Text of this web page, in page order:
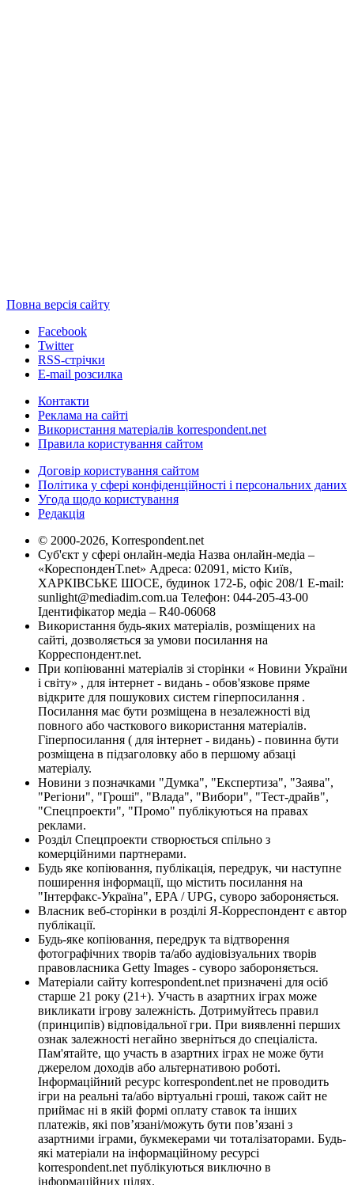
Повна версія сайту
Facebook
Twitter
RSS-стрічки
E-mail розсилка
Контакти
Реклама на сайті
Використання матеріалів korrespondent.net
Правила користування сайтом
Договір користування сайтом
Політика у сфері конфіденційності і персональних даних
Угода щодо користування
Редакція
© 2000-2026, Korrespondent.net
Суб'єкт у сфері онлайн-медіа Назва онлайн-медіа –
«КореспонденТ.net» Адреса: 02091, місто Київ,
ХАРКІВСЬКЕ ШОСЕ, будинок 172-Б, офіс 208/1 E-mail:
sunlight@mediadim.com.ua Телефон: 044-205-43-00
Ідентифікатор медіа – R40-06068
Використання будь-яких матеріалів, розміщених на
сайті, дозволяється за умови посилання на
Корреспондент.net.
При копіюванні матеріалів зі сторінки « Новини України
і світу» , для інтернет - видань - обов'язкове пряме
відкрите для пошукових систем гіперпосилання .
Посилання має бути розміщена в незалежності від
повного або часткового використання матеріалів.
Гіперпосилання ( для інтернет - видань) - повинна бути
розміщена в підзаголовку або в першому абзаці
матеріалу.
Новини з позначками "Думка", "Експертиза", "Заява",
"Регіони", "Гроші", "Влада", "Вибори", "Тест-драйв",
"Спецпроекти", "Промо" публікуються на правах
реклами.
Розділ Спецпроекти створюється спільно з
комерційними партнерами.
Будь яке копіювання, публікація, передрук, чи наступне
поширення інформації, що містить посилання на
"Інтерфакс-Україна", EPA / UPG, суворо забороняється.
Власник веб-сторінки в розділі Я-Корреспондент є автор
публікації.
Будь-яке копіювання, передрук та відтворення
фотографічних творів та/або аудіовізуальних творів
правовласника Getty Images - суворо забороняється.
Матеріали сайту korrespondent.net призначені для осіб
старше 21 року (21+). Участь в азартних іграх може
викликати ігрову залежність. Дотримуйтесь правил
(принципів) відповідальної гри. При виявленні перших
ознак залежності негайно зверніться до спеціаліста.
Пам'ятайте, що участь в азартних іграх не може бути
джерелом доходів або альтернативою роботі.
Інформаційний ресурс korrespondent.net не проводить
ігри на реальні та/або віртуальні гроші, також сайт не
приймає ні в якій формі оплату ставок та інших
платежів, які пов’язані/можуть бути пов’язані з
азартними іграми, букмекерами чи тоталізаторами. Будь-
які матеріали на інформаційному ресурсі
korrespondent.net публікуються виключно в
інформаційних цілях.